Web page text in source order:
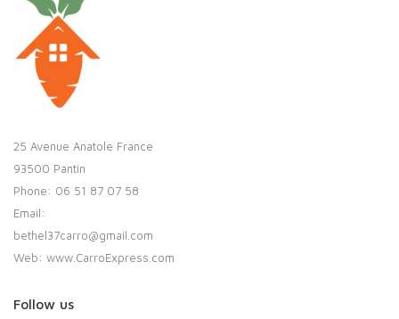
25 Avenue Anatole France
93500 Pantin
Phone: 06 51 87 07 58
Email:
bethel37carro@gmail.com
Web: www.CarroExpress.com
Follow us